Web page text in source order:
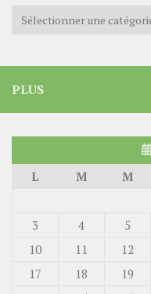
Catégories
PLUS
L
M M
3
4 5
10
11 12
17
18 19